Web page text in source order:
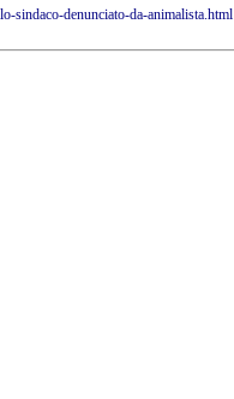
sindaco-denunciato-da-animalista.html